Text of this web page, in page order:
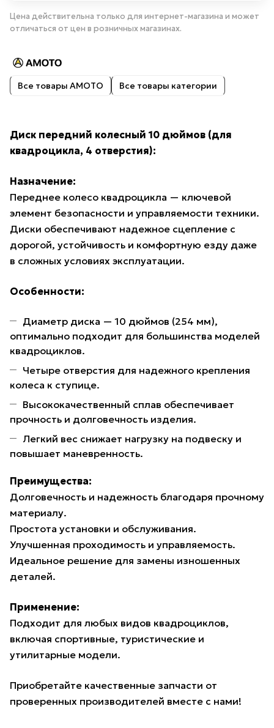
Цена действительна только для интернет-магазина и может
отличаться от цен в розничных магазинах.
Все товары AMOTO Все товары категории
Диск передний колесный 10 дюймов (для
квадроцикла, 4 отверстия):
Назначение:
Переднее колесо квадроцикла — ключевой
элемент безопасности и управляемости техники.
Диски обеспечивают надежное сцепление с
дорогой, устойчивость и комфортную езду даже
в сложных условиях эксплуатации.
Особенности:
Диаметр диска — 10 дюймов (254 мм),
оптимально подходит для большинства моделей
квадроциклов.
Четыре отверстия для надежного крепления
колеса к ступице.
Высококачественный сплав обеспечивает
прочность и долговечность изделия.
Легкий вес снижает нагрузку на подвеску и
повышает маневренность.
Преимущества:
Долговечность и надежность благодаря прочному
материалу.
Простота установки и обслуживания.
Улучшенная проходимость и управляемость.
Идеальное решение для замены изношенных
деталей.
Применение:
Подходит для любых видов квадроциклов,
включая спортивные, туристические и
утилитарные модели.
Приобретайте качественные запчасти от
проверенных производителей вместе с нами!